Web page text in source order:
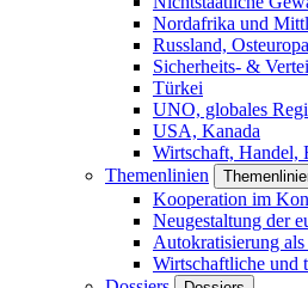
Nordafrika und
Russland,
Sicherheits- &
Türkei
UNO, globales
USA, Kanada
Wirtschaft, Handel,
Themenlinien
Kooperation im
Neugestaltung der
Autokratisierung
Wirtschaftliche und